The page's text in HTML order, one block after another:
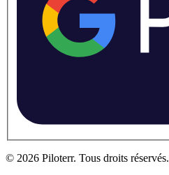
© 2026 Piloterr. Tous droits réservés.